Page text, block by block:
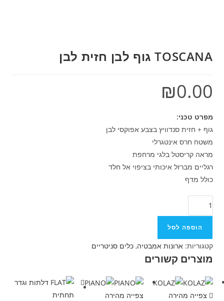
TOSCANA גוף לבן חזית לבן
₪0.00
מפרט טכני:
גוף + חזית סנדוויץ בצבע אפוקסי לבן
משטח חרס אינטגרלי
מראה קריסטל בלגי מרחפת
רגליים מברזל איכותי בציפוי אל חלד
כולל מדף
הוספה לסל
קטגוריות: ארונות אמבטיה,כלים סניטריים
מוצרים קשורים
צפייה מהירה צפייה מהירה